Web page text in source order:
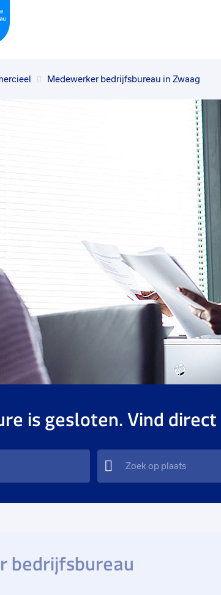
Medewerker bedrijfsbureau in Zwaag
is gesloten. Vind
bedrijfsbureau